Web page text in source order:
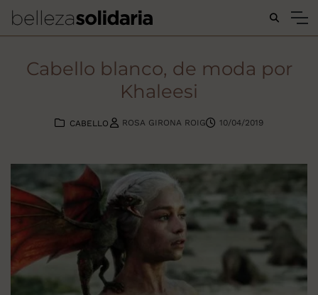
Buscar...
Cabello blanco, de moda por
Khaleesi
CABELLO ROSA GIRONA ROIG 10/04/2019